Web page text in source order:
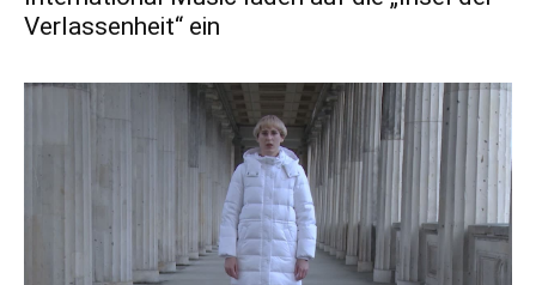
Verlassenheit“ ein